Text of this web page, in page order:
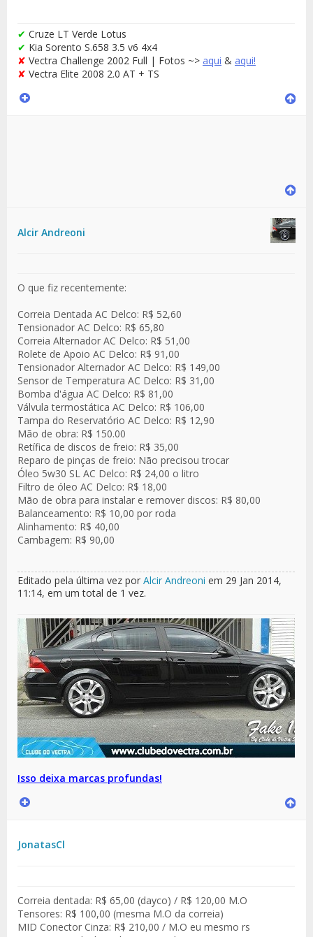
✔ Cruze LT Verde Lotus
✔ Kia Sorento S.658 3.5 v6 4x4
✘ Vectra Challenge 2002 Full | Fotos ~> aqui & aqui!
✘ Vectra Elite 2008 2.0 AT + TS
Alcir Andreoni
O que fiz recentemente:
Correia Dentada AC Delco: R$ 52,60
Tensionador AC Delco: R$ 65,80
Correia Alternador AC Delco: R$ 51,00
Rolete de Apoio AC Delco: R$ 91,00
Tensionador Alternador AC Delco: R$ 149,00
Sensor de Temperatura AC Delco: R$ 31,00
Bomba d'água AC Delco: R$ 81,00
Válvula termostática AC Delco: R$ 106,00
Tampa do Reservatório AC Delco: R$ 12,90
Mão de obra: R$ 150.00
Retífica de discos de freio: R$ 35,00
Reparo de pinças de freio: Não precisou trocar
Óleo 5w30 SL AC Delco: R$ 24,00 o litro
Filtro de óleo AC Delco: R$ 18,00
Mão de obra para instalar e remover discos: R$ 80,00
Balanceamento: R$ 10,00 por roda
Alinhamento: R$ 40,00
Cambagem: R$ 90,00
Editado pela última vez por Alcir Andreoni em 29 Jan 2014,
11:14, em um total de 1 vez.
Isso deixa marcas profundas!
JonatasCl
Correia dentada: R$ 65,00 (dayco) / R$ 120,00 M.O
Tensores: R$ 100,00 (mesma M.O da correia)
MID Conector Cinza: R$ 210,00 / M.O eu mesmo rs